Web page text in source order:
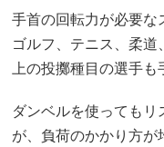
手首の回転力が必要な
ゴルフ、テニス、柔
上の投擲種目の選手
ダンベルを使っても
が、負荷のかかり方が